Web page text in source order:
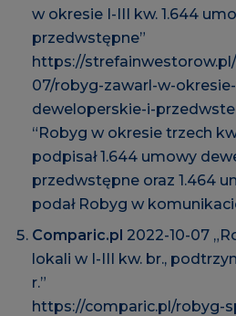
w okresie I-III kw. 1.644
przedwstępne”
https://
07/robyg-zawarl-w-
deweloperskie-i-
“Robyg w okresie trzech
podpisał 1.644 umowy
przedwstępne oraz 1.464
podał Robyg w
Comparic.pl 2022-10-07
lokali w I-III kw. br.,
r.”
https://comparic.pl/robyg-